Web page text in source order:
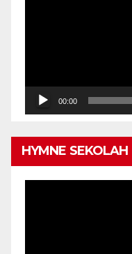
00:00
HYMNE SEKOLAH